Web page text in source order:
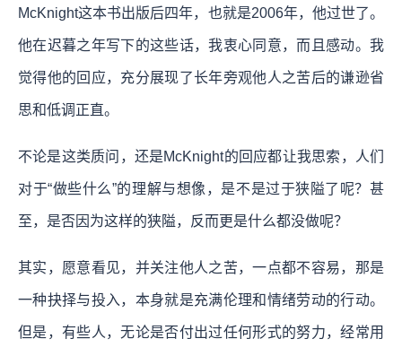
McKnight这本书出版后四年，也就是2006年，他过世了。
他在迟暮之年写下的这些话，我衷心同意，而且感动。我
觉得他的回应，充分展现了长年旁观他人之苦后的谦逊省
思和低调正直。
不论是这类质问，还是McKnight的回应都让我思索，人们
对于“做些什么”的理解与想像，是不是过于狭隘了呢？甚
至，是否因为这样的狭隘，反而更是什么都没做呢？
其实，愿意看见，并关注他人之苦，一点都不容易，那是
一种抉择与投入，本身就是充满伦理和情绪劳动的行动。
但是，有些人，无论是否付出过任何形式的努力，经常用